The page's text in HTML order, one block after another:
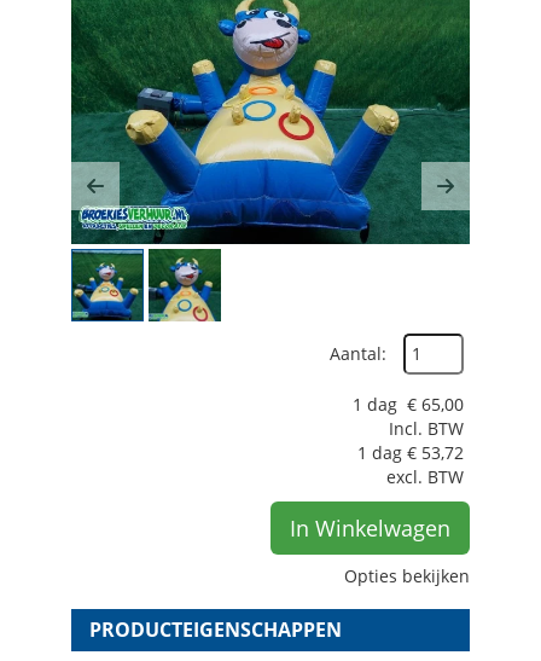
Previous Next
Aantal:
1 dag € 65,00
Incl. BTW
1 dag € 53,72
excl. BTW
In Winkelwagen
Opties bekijken
PRODUCTEIGENSCHAPPEN